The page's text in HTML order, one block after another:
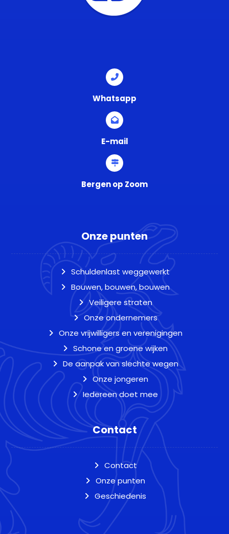
Whatsapp
E-mail
Bergen op Zoom
Onze punten
Schuldenlast weggewerkt
Bouwen, bouwen, bouwen
Veiligere straten
Onze ondernemers
Onze vrijwilligers en verenigingen
Schone en groene wijken
De aanpak van slechte wegen
Onze jongeren
Iedereen doet mee
Contact
Contact
Onze punten
Geschiedenis